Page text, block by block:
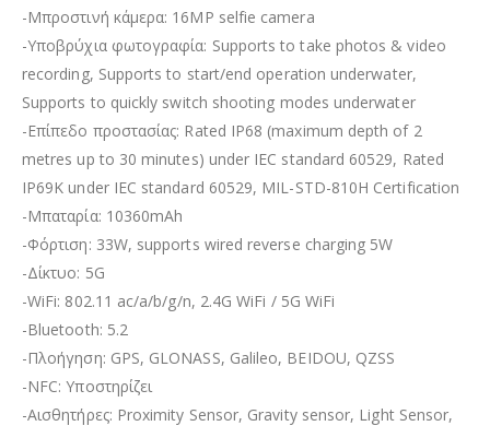
-Μπροστινή κάμερα: 16MP selfie camera
-Υποβρύχια φωτογραφία: Supports to take photos & video
recording, Supports to start/end operation underwater,
Supports to quickly switch shooting modes underwater
-Επίπεδο προστασίας: Rated IP68 (maximum depth of 2
metres up to 30 minutes) under IEC standard 60529, Rated
IP69K under IEC standard 60529, MIL-STD-810H Certification
-Μπαταρία: 10360mAh
-Φόρτιση: 33W, supports wired reverse charging 5W
-Δίκτυο: 5G
-WiFi: 802.11 ac/a/b/g/n, 2.4G WiFi / 5G WiFi
-Bluetooth: 5.2
-Πλοήγηση: GPS, GLONASS, Galileo, BEIDOU, QZSS
-NFC: Υποστηρίζει
-Αισθητήρες: Proximity Sensor, Gravity sensor, Light Sensor,